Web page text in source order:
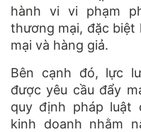
hành vi vi phạm
thương mại, đặc biệt
mại và hàng giả.
Bên cạnh đó, lực
được yêu cầu đẩy
quy định pháp luật
kinh doanh nhằm